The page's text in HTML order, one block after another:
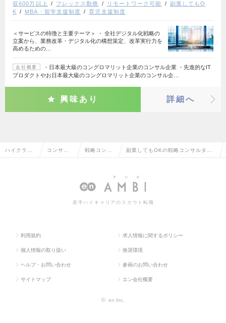
収600万以上
フレックス勤務 リモートワーク可能
副業してもO
K
MBA・留学支援制度 育児支援制度
＜サービスの特徴と主要テーマ＞ ・ 全社デジタル化戦略の
立案から、業務改革・デジタル化の構想策定、改革実行力を
高めるための…
会社概要
・日本最大級のコングロマリット企業のコンサル企業 ・先進的なIT
プロダクトやお日本最大級のコングロマリット企業のコンサル企…
興味あり 詳細へ
ハイクラス コンサル 戦略コンサ 副業してもOKの戦略コンサルタン
若手ハイキャリアのスカウト転職
利用規約 求人情報に関するポリシー
個人情報の取り扱い 推奨環境
ヘルプ・お問い合わせ 参画のお問い合わせ
サイトマップ エン会社概要
© en Inc.